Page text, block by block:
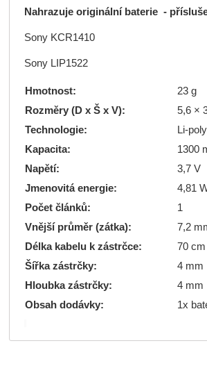
Nahrazuje originální baterie -
Sony KCR1410
Sony LIP1522
Hmotnost:
23 g
Rozměry (D x Š x V):
5,6 ×
Technologie:
Li-
Kapacita:
1300
Napětí:
3,7 V
Jmenovitá energie:
4,81
Počet článků:
1
Vnější průměr (zátka):
7,2
Délka kabelu k zástrčce:
70 cm
Šířka zástrčky:
4 mm
Hloubka zástrčky:
4 mm
Obsah dodávky:
1x